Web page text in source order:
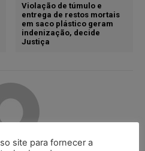
Violação de túmulo e
entrega de restos mortais
em saco plástico geram
indenização, decide
Justiça
site para fornecer a